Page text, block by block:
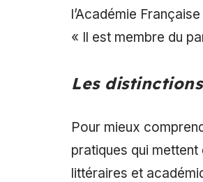
l’Académie
« Il est membre du
Les
Pour mieux
pratiques qui
littéraires et